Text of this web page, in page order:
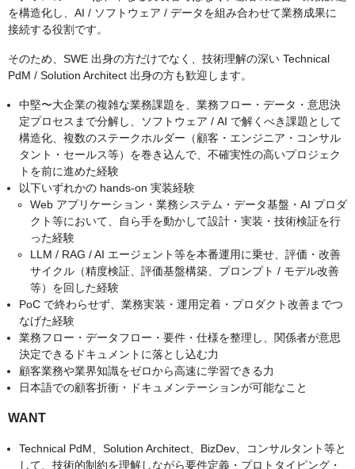
を構造化し、AI / ソフトウェア / データを組み合わせて業務成果に
接続する役割です。
そのため、SWE 出身の方だけでなく、技術理解の深い Technical
PdM / Solution Architect 出身の方も歓迎します。
中堅〜大企業の複雑な業務課題を、業務フロー・データ・意思決
定プロセスまで分解し、ソフトウェア / AI で解くべき課題として
構造化、複数のステークホルダー（顧客・エンジニア・コンサル
タント・セールス等）を巻き込んで、不確実性の高いプロジェク
トを前に進めた経験
以下いずれかの hands-on 実装経験
Web アプリケーション・業務システム・データ基盤・AI プロダ
クト等において、自ら手を動かして設計・実装・技術検証を行
った経験
LLM / RAG / AI エージェント等を本番運用に乗せ、評価・改善
サイクル（精度検証、評価基盤構築、プロンプト / モデル改善
等）を回した経験
PoC で終わらせず、業務実装・運用定着・プロダクト改善までつ
なげた経験
業務フロー・データフロー・要件・仕様を整理し、関係者が意思
決定できるドキュメントに落とし込む力
顧客業務や業界知識をゼロから高速に学習できる力
日本語での顧客折衝・ドキュメンテーションが可能なこと
WANT
Technical PdM、Solution Architect、BizDev、コンサルタント等と
して、技術的制約を理解しながら要件定義・プロトタイピング・